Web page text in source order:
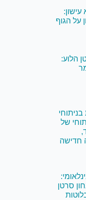
עישון:
על הגוף
הלוע:
של
חדישה
סרטן